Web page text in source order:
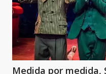
Medida por medida,